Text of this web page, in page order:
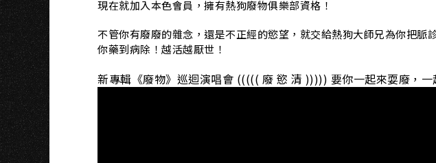
現在就加入本色會員，擁有熱狗廢物俱樂部資格！
不管你有廢廢的雜念，還是不正經的慾望，就交給熱狗大師兄為你把脈
你藥到病除！越活越厭世！
新專輯《廢物》巡迴演唱會 ((((( 廢 慾 清 ))))) 要你一起來耍廢，一